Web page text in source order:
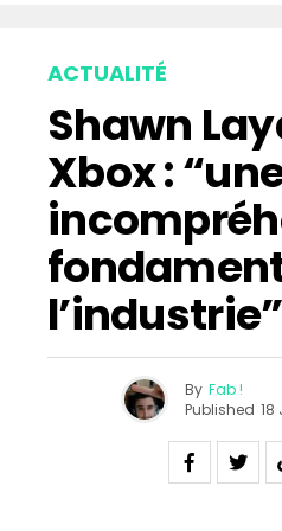
ACTUALITÉ
Shawn
Xbox :
l’industrie”
By Fab !
Published 18